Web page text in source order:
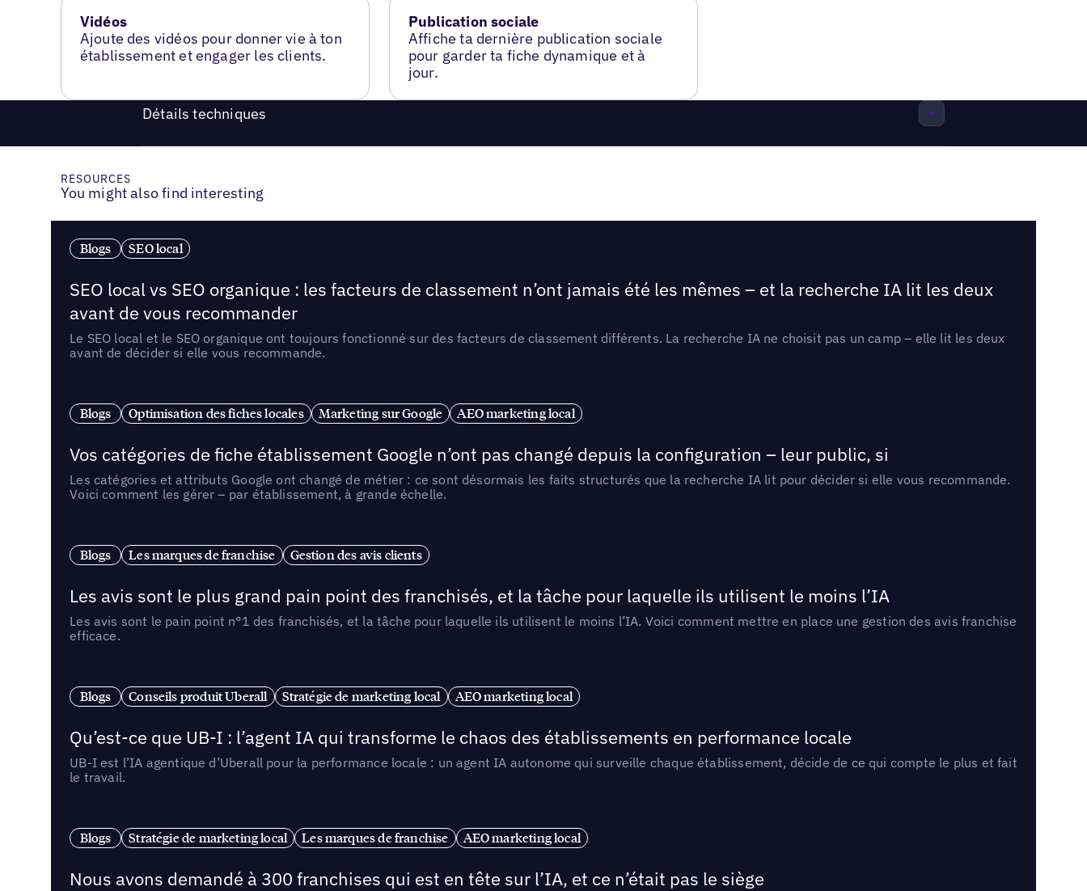
Vidéos
Ajoute des vidéos pour donner vie à ton
établissement et engager les clients.
Publication sociale
Affiche ta dernière publication sociale
pour garder ta fiche dynamique et à
jour.
Détails techniques
RESOURCES
You might also find interesting
Blogs SEO local
SEO local vs SEO organique : les facteurs de classement n’ont jamais été les mêmes – et la recherche IA lit les deux
avant de vous recommander
Le SEO local et le SEO organique ont toujours fonctionné sur des facteurs de classement différents. La recherche IA ne choisit pas un camp – elle lit les deux
avant de décider si elle vous recommande.
Blogs Optimisation des fiches locales Marketing sur Google AEO marketing local
Vos catégories de fiche établissement Google n’ont pas changé depuis la configuration – leur public, si
Les catégories et attributs Google ont changé de métier : ce sont désormais les faits structurés que la recherche IA lit pour décider si elle vous recommande.
Voici comment les gérer – par établissement, à grande échelle.
Blogs Les marques de franchise Gestion des avis clients
Les avis sont le plus grand pain point des franchisés, et la tâche pour laquelle ils utilisent le moins l’IA
Les avis sont le pain point n°1 des franchisés, et la tâche pour laquelle ils utilisent le moins l’IA. Voici comment mettre en place une gestion des avis franchise
efficace.
Blogs Conseils produit Uberall Stratégie de marketing local AEO marketing local
Qu’est-ce que UB-I : l’agent IA qui transforme le chaos des établissements en performance locale
UB-I est l’IA agentique d’Uberall pour la performance locale : un agent IA autonome qui surveille chaque établissement, décide de ce qui compte le plus et fait
le travail.
Blogs Stratégie de marketing local Les marques de franchise AEO marketing local
Nous avons demandé à 300 franchises qui est en tête sur l’IA, et ce n’était pas le siège